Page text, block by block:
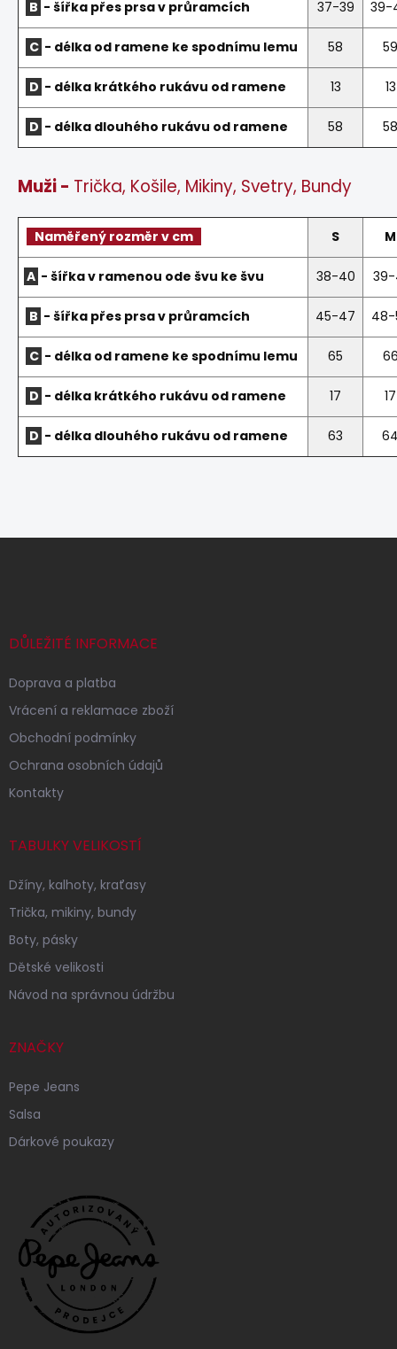
B - šířka přes prsa v průramcích 37-39 39-
C - délka od ramene ke spodnímu lemu 58 59
D - délka krátkého rukávu od ramene 13 13
D - délka dlouhého rukávu od ramene 58 58
Muži - Trička, Košile, Mikiny, Svetry, Bundy
Naměřený rozměr v cm S M
A - šířka v ramenou ode švu ke švu 38-40 39-
B - šířka přes prsa v průramcích 45-47 48-
C - délka od ramene ke spodnímu lemu 65
D - délka krátkého rukávu od ramene 17 17
D - délka dlouhého rukávu od ramene 63
DŮLEŽITÉ INFORMACE
Doprava a platba
Vrácení a reklamace zboží
Obchodní podmínky
Ochrana osobních údajů
Kontakty
TABULKY VELIKOSTÍ
Džíny, kalhoty, kraťasy
Trička, mikiny, bundy
Boty, pásky
Dětské velikosti
Návod na správnou údržbu
ZNAČKY
Pepe Jeans
Salsa
Dárkové poukazy